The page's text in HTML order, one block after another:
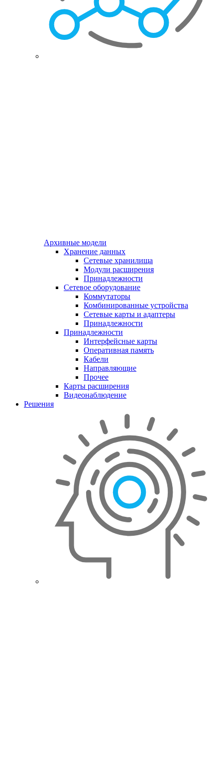
Архивные модели
Хранение данных
Сетевые хранилища
Модули расширения
Принадлежности
Сетевое оборудование
Коммутаторы
Комбинированные устройства
Сетевые карты и адаптеры
Принадлежности
Принадлежности
Интерфейсные карты
Оперативная память
Кабели
Направляющие
Прочее
Карты расширения
Видеонаблюдение
Решения